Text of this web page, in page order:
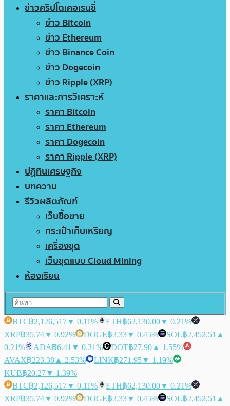
ข่าวคริปโตเคอเรนซี่
ข่าว Bitcoin
ข่าว Ethereum
ข่าว Binance Coin
ข่าว Dogecoin
ข่าว Ripple (XRP)
ราคาและการวิเคราะห์
ราคา Bitcoin
ราคา Ethereum
ราคา Dogecoin
ราคา Ripple (XRP)
ปฏิทินเศรษฐกิจ
บทความ
รีวิวผลิตภัณฑ์
เว็บซื้อขาย
กระเป๋าเก็บเหรียญ
เครื่องขุด
เว็บขุดแบบ Cloud Mining
ห้องเรียน
BTC฿2,126,517▼ 0.11% ETH฿62,130.00▼ 0.21%
XRP฿35.74▼ 0.92% DOGE฿2.33▼ 0.45% SOL฿2,452.51 ▲
0.21%
ADA฿6.41 ▼ 0.31% DOT฿27.90 ▲ 1.55%
AVAX฿223.38 ▲ 2.53% LINK฿271.95▼ 1.19%
KUB฿20.27▼ 1.39%
BTC฿2,126,517▼ 0.11% ETH฿62,130.00▼ 0.21%
XRP฿35.74▼ 0.92% DOGE฿2.33▼ 0.45% SOL฿2,452.51 ▲